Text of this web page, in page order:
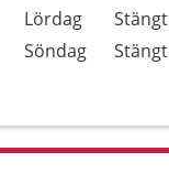
Lördag
Stängt
Söndag
Stängt